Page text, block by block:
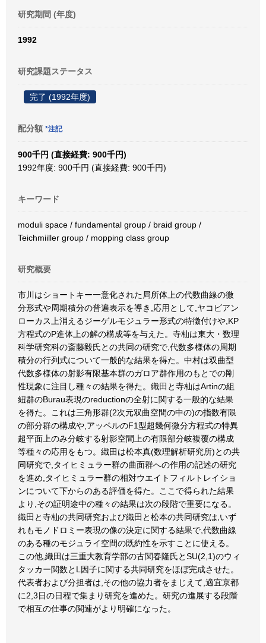
研究期間 (年度)
1992
研究課題ステータス
完了 (1992年度)
配分額 *注記
900千円 (直接経費: 900千円)
1992年度: 900千円 (直接経費: 900千円)
キーワード
moduli space / fundamental group / braid group /
Teichmiiller group / mopping class group
研究概要
市川はショートキー一意化された局所体上の代数曲線の微
分形式や周期積分の普遍表示を導き,応用として,ヤコビアン
ローカス上消えるジーゲルモジュラー形式の特徴付けや,KP
方程式のP進体上の解の構成等を与えた。寺杣は東大・数理
科学研究科の斎藤毅氏との共同の研究で,代数多様体の周期
積分の行列式について一般的な結果を得た。中村は双曲型
代数多様体の射影有限基本群のガロア群作用のもとでの剛
性現象に注目し種々の結果を得た。織田と寺杣はArtinの組
紐群のBurau表現のreductionの全射に関する一般的な結果
を得た。これは三角形群(2次元双曲空間の中の)の指数有限
の部分群の構成や,アッペルのF1型超幾何微分方程式の特異
超平面上のみ分岐する射影空間上の有限部分岐複覆の構成
等種々の応用をもつ。織田は松本真(数理解析研究所)との共
同研究で,タイヒミュラー群の曲面群への作用の記述の研究
を進め,タイヒミュラー群の相対ウエイトフィルトレイショ
ンについて下からのある評価を得た。ここで得られた結果
より,その証明途中の種々の結果は次の段階で重要になる。
織田と寺杣の共同研究および織田と松本の共同研究は,いず
れもモノドロミー表現の像の決定に関する結果で,代数曲線
のある種のモジュライ空間の既約性を示すことに使える。
この他,織田は三重大教育学部の古関春隆氏とSU(2,1)のウィ
タッカー関数とL因子に関する共同研究をほぼ完成させた。
代表者および分担者は,その他の協力者をまじえて,適宜京都
に2,3日の日程で集まり研究を進めた。研究の進展する段階
で相互の仕事の関連がより明確になった。